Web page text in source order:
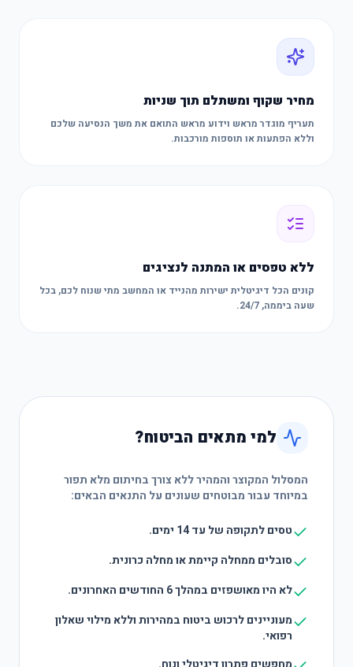
מחיר שקוף ומשתלם תוך שניות
תעריף מוגדר מראש וידוע מראש התואם את משך הנסיעה שלכם
וללא הפתעות או תוספות מורכבות.
ללא טפסים או המתנה לנציגים
קונים הכל דיגיטלית ישירות מהנייד או המחשב מתי שנוח לכם, בכל
שעה ביממה, 24/7.
למי מתאים הביטוח?
המסלול המקוצר והמהיר ללא צורך בחיתום מלא תפור
במיוחד עבור מבוטחים שעונים על התנאים הבאים:
טסים לתקופה של עד 14 ימים.
סובלים ממחלה קיימת או מחלה כרונית.
לא היו מאושפזים במהלך 6 החודשים האחרונים.
מעוניינים לרכוש ביטוח במהירות וללא מילוי שאלון
רפואי.